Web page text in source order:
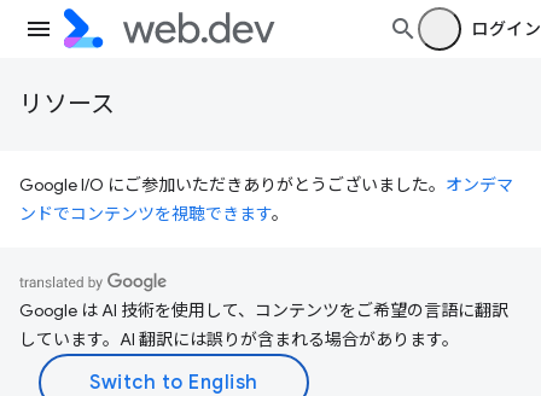
ログイン
リソース
Google I/O にご参加いただきありがとうございました。 オンデマ
ンドでコンテンツを視聴できます。
Google は AI 技術を使用して、コンテンツをご希望の言語に翻訳
しています。AI 翻訳には誤りが含まれる場合があります。